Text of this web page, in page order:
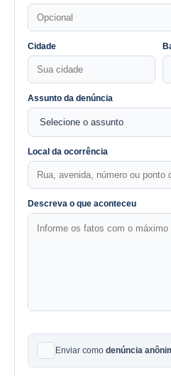
Cidade
Assunto da denúncia
Local da ocorrência
Descreva o que aconteceu
Enviar como denúncia